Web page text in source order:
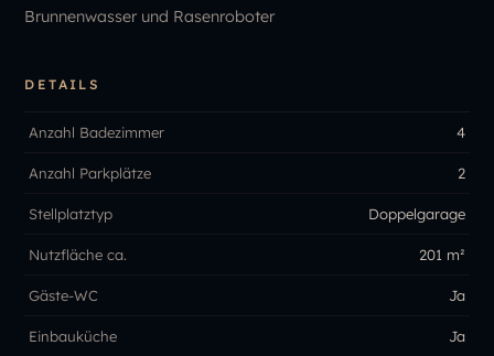
Brunnenwasser und Rasenroboter
DETAILS
Anzahl Badezimmer 4
Anzahl Parkplätze 2
Stellplatztyp Doppelgarage
Nutzfläche ca. 201 m²
Gäste-WC Ja
Einbauküche Ja